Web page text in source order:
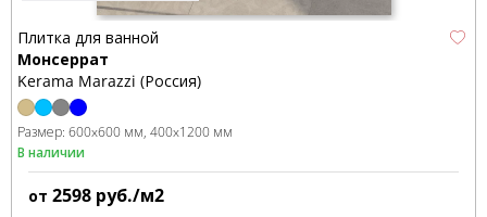
Плитка для ванной
Монсеррат
Kerama Marazzi (Россия)
Размер: 600x600 мм 400x1200 мм
В наличии
от 2598 руб./м2